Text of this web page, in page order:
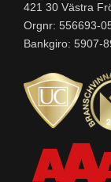
421 30 Västra
Orgnr: 556693-
Bankgiro: 5907-